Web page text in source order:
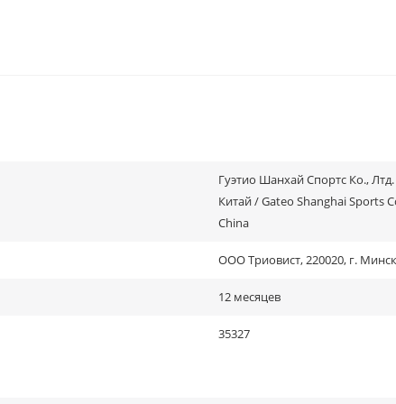
Гуэтио Шанхай Спортс Ко.,
Китай / Gateo Shanghai Sports
China
ООО Триовист, 220020, г.
12 месяцев
35327